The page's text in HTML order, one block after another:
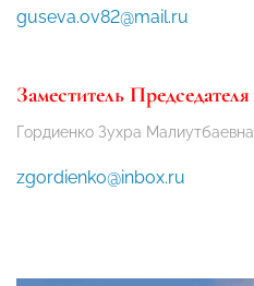
guseva.ov82@mail.ru
Заместитель Председателя
Гордиенко Зухра Малиутбаевна
zgordienko@inbox.ru